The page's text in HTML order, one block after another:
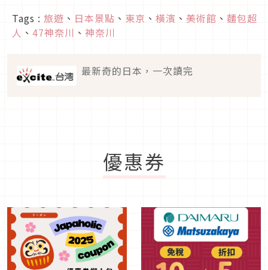
Tags : 旅遊 、 日本景點 、 東京 、 橫濱 、 美術館 、 麵包超
人 、 47神奈川 、 神奈川
最新奇的日本，一次讀完
優惠券